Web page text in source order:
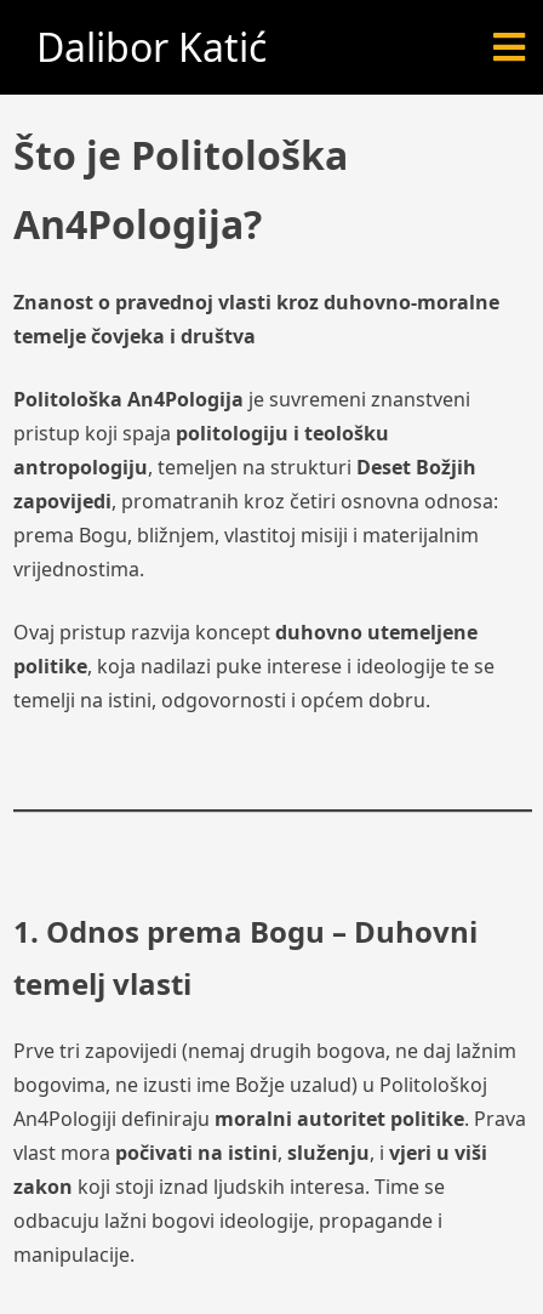
Dalibor Katić
Što je Politološka
An4Pologija?
Znanost o pravednoj vlasti kroz duhovno-moralne
temelje čovjeka i društva
Politološka An4Pologija je suvremeni znanstveni
pristup koji spaja politologiju i teološku
antropologiju, temeljen na strukturi Deset Božjih
zapovijedi, promatranih kroz četiri osnovna odnosa:
prema Bogu, bližnjem, vlastitoj misiji i materijalnim
vrijednostima.
Ovaj pristup razvija konceptduhovno utemeljene
politike, koja nadilazi puke interese i ideologije te se
temelji na istini, odgovornosti i općem dobru.
1. Odnos prema Bogu – Duhovni
temelj vlasti
Prve tri zapovijedi (nemaj drugih bogova, ne daj lažnim
bogovima, ne izusti ime Božje uzalud) u Politološkoj
An4Pologiji definiraju moralni autoritet politike. Prava
vlast mora počivati na istini, služenju, i vjeri u viši
zakon koji stoji iznad ljudskih interesa. Time se
odbacuju lažni bogovi ideologije, propagande i
manipulacije.